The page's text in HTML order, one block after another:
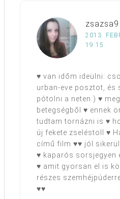
zsazsa9
2013.
19:15
♥ van időm ideülni:
urban-eve posztot, és
pótolni a neten:) ♥
betegségből ♥ ennek
tudtam tornázni is ♥
új fekete zseléstoll ♥
című film ♥♥ jól
♥ kaparós sorsjegyen
♥ amit gyorsan el is
részes
♥♥